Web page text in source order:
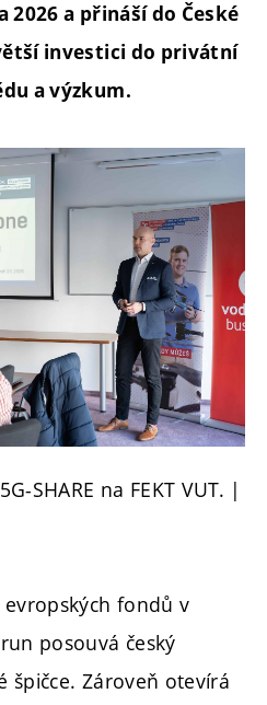
2026 a přináší do České
investici do privátní
a výzkum.
SHARE na FEKT VUT. |
fondů v
posouvá český
špičce. Zároveň otevírá